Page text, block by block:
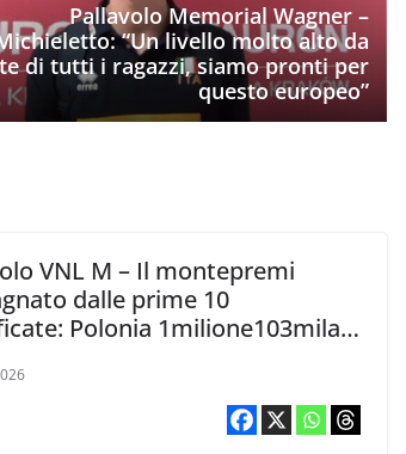
Pallavolo Memorial Wagner –
“Un livello molto alto da
di tutti i ragazzi, siamo pronti per
questo europeo”
VNL M – Il montepremi
dalle prime 10
Polonia 1milione103mila,